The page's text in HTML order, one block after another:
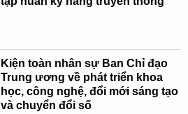
Kiện toàn nhân sự Ban Chỉ đạo
Trung ương về phát triển khoa
học, công nghệ, đổi mới sáng tạo
và chuyển đổi số